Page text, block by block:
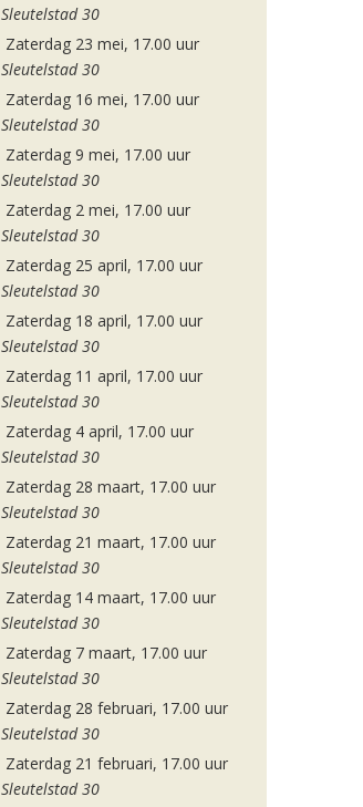
Sleutelstad 30
Zaterdag 23 mei, 17.00 uur
Sleutelstad 30
Zaterdag 16 mei, 17.00 uur
Sleutelstad 30
Zaterdag 9 mei, 17.00 uur
Sleutelstad 30
Zaterdag 2 mei, 17.00 uur
Sleutelstad 30
Zaterdag 25 april, 17.00 uur
Sleutelstad 30
Zaterdag 18 april, 17.00 uur
Sleutelstad 30
Zaterdag 11 april, 17.00 uur
Sleutelstad 30
Zaterdag 4 april, 17.00 uur
Sleutelstad 30
Zaterdag 28 maart, 17.00 uur
Sleutelstad 30
Zaterdag 21 maart, 17.00 uur
Sleutelstad 30
Zaterdag 14 maart, 17.00 uur
Sleutelstad 30
Zaterdag 7 maart, 17.00 uur
Sleutelstad 30
Zaterdag 28 februari, 17.00 uur
Sleutelstad 30
Zaterdag 21 februari, 17.00 uur
Sleutelstad 30